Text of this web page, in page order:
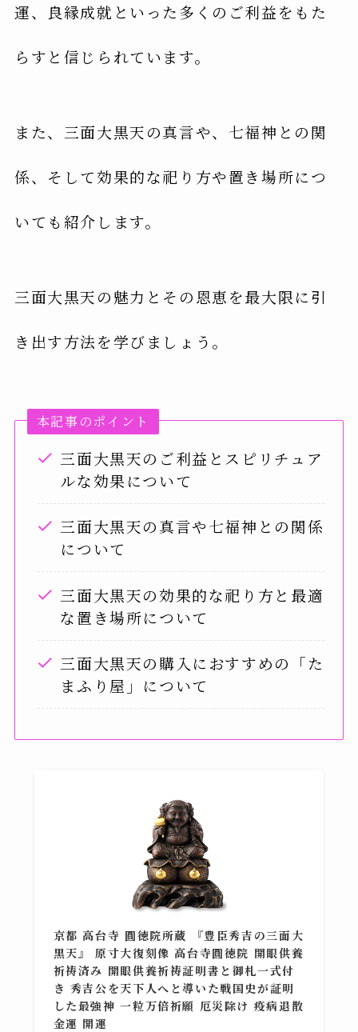
運、良縁成就といった多くのご利益をもた
らすと信じられています。
また、三面大黒天の真言や、七福神との関
係、そして効果的な祀り方や置き場所につ
いても紹介します。
三面大黒天の魅力とその恩恵を最大限に引
き出す方法を学びましょう。
本記事のポイント
三面大黒天のご利益とスピリチュア
ルな効果について
三面大黒天の真言や七福神との関係
について
三面大黒天の効果的な祀り方と最適
な置き場所について
三面大黒天の購入におすすめの「た
まふり屋」について
京都 高台寺 圓徳院所蔵 『豊臣秀吉の三面大
黒天』 原寸大復刻像 高台寺圓徳院 開眼供養
祈祷済み 開眼供養祈祷証明書と御札一式付
き 秀吉公を天下人へと導いた戦国史が証明
した最強神 一粒万倍祈願 厄災除け 疫病退散
金運 開運